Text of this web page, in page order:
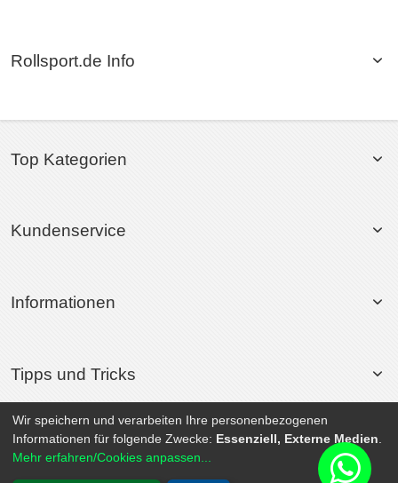
Rollsport.de Info
Top Kategorien
Kundenservice
Informationen
Tipps und Tricks
© 2026 Rollsport.de All Rights Reserved. | Powered by SEO-Medienagentur
Wir speichern und verarbeiten Ihre personenbezogenen
Informationen für folgende Zwecke: Essenziell, Externe Medien
Mehr erfahren/Cookies anpassen...